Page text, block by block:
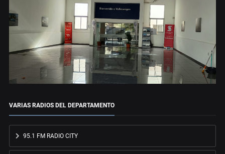
VARIAS RADIOS DEL DEPARTAMENTO
95.1 FM RADIO CITY